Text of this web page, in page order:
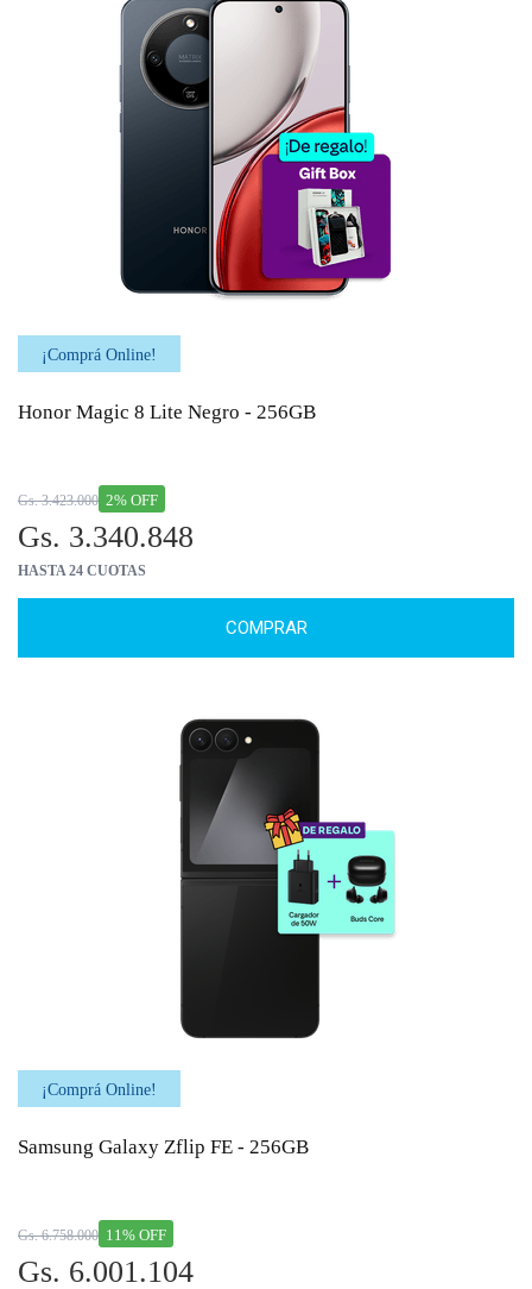
¡Comprá Online!
Honor Magic 8 Lite Negro - 256GB
2% OFF
Gs. 3.423.000
Gs. 3.340.848
HASTA 24 CUOTAS
COMPRAR
¡Comprá Online!
Samsung Galaxy Zflip FE - 256GB
11% OFF
Gs. 6.758.000
Gs. 6.001.104